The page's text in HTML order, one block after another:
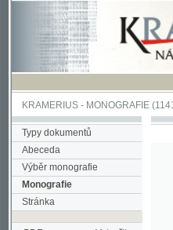
KRAMERIUS-MONOGRAFIE(11412/
Typy dokumentů
Abeceda
Výběr monografie
Monografie
Stránka
PDF Vytvořit
rozsah stran: (max. 20)
*